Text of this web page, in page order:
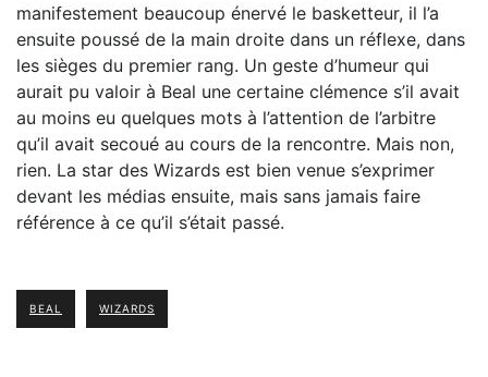
manifestement beaucoup énervé le basketteur, il l’a
ensuite poussé de la main droite dans un réflexe, dans
les sièges du premier rang. Un geste d’humeur qui
aurait pu valoir à Beal une certaine clémence s’il avait
au moins eu quelques mots à l’attention de l’arbitre
qu’il avait secoué au cours de la rencontre. Mais non,
rien. La star des Wizards est bien venue s’exprimer
devant les médias ensuite, mais sans jamais faire
référence à ce qu’il s’était passé.
BEAL WIZARDS